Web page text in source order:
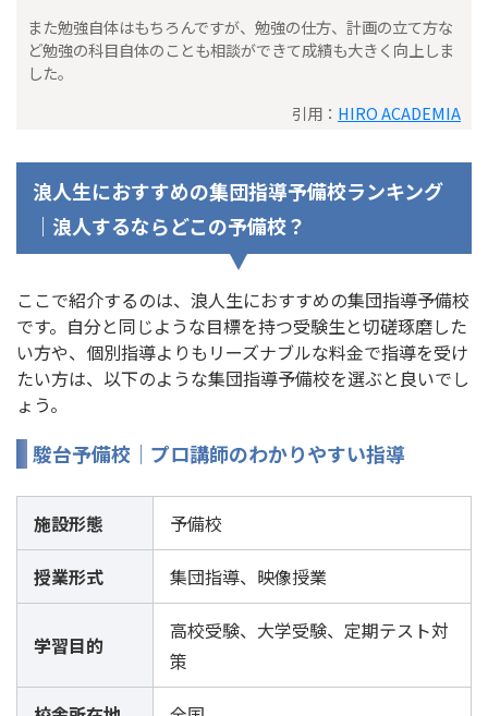
また勉強自体はもちろんですが、勉強の仕方、計画の立て方な
ど勉強の科目自体のことも相談ができて成績も大きく向上しま
した。
引用： HIRO ACADEMIA
浪人生におすすめの集団指導予備校ランキング
｜浪人するならどこの予備校？
ここで紹介するのは、浪人生におすすめの集団指導予備校
です。自分と同じような目標を持つ受験生と切磋琢磨した
い方や、個別指導よりもリーズナブルな料金で指導を受け
たい方は、以下のような集団指導予備校を選ぶと良いでし
ょう。
駿台予備校｜プロ講師のわかりやすい指導
施設形態 予備校
授業形式 集団指導、映像授業
学習目的
高校受験、大学受験、定期テスト対
策